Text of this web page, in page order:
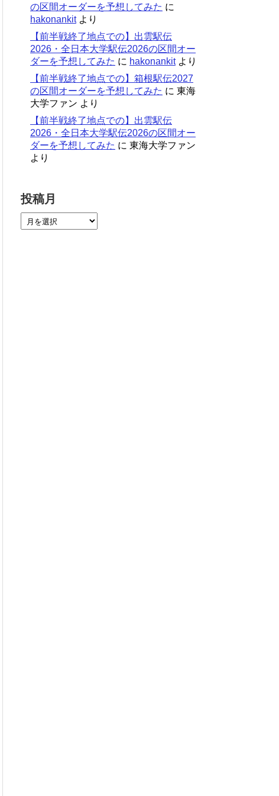
の区間オーダーを予想してみた に
hakonankitより
【前半戦終了地点での】出雲駅伝
2026・全日本大学駅伝2026の区間オー
ダーを予想してみた に hakonankitより
【前半戦終了地点での】箱根駅伝2027
の区間オーダーを予想してみた に 東海
大学ファン より
【前半戦終了地点での】出雲駅伝
2026・全日本大学駅伝2026の区間オー
ダーを予想してみた に 東海大学ファン
より
投稿月